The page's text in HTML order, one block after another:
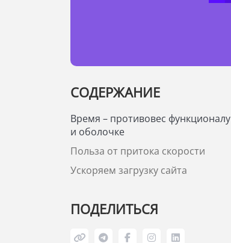
СОДЕРЖАНИЕ
Время – противовес функционалу
и оболочке
Польза от притока скорости
Ускоряем загрузку сайта
ПОДЕЛИТЬСЯ